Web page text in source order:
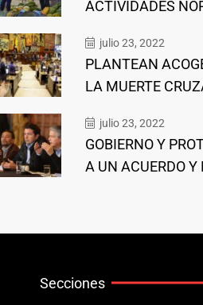
ACTIVIDADES
julio 23, 2022
PLANTEAN
LA MUERTE
julio 23, 2022
GOBIERNO Y
A UN ACUERDO
Secciones